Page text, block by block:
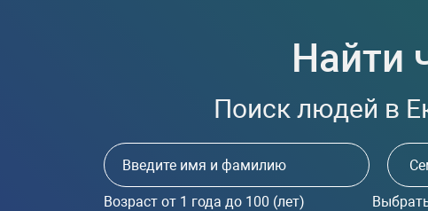
Найти
Поиск людей в
Возраст от 1 года до 100 (лет)